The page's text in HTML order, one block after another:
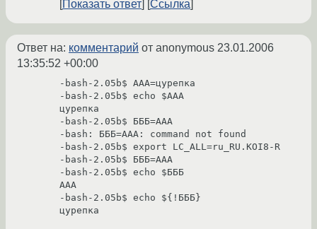
Показать ответ
Ссылка
Ответ на: комментарий от anonymous 23.01.2006
13:35:52 +00:00
-bash-2.05b$ AAA=цурепка
-bash-2.05b$ echo $AAA
цурепка
-bash-2.05b$ БББ=AAA
-bash: БББ=AAA: command not found
-bash-2.05b$ export LC_ALL=ru_RU.KOI8-R
-bash-2.05b$ БББ=AAA
-bash-2.05b$ echo $БББ
AAA
-bash-2.05b$ echo ${!БББ}
цурепка